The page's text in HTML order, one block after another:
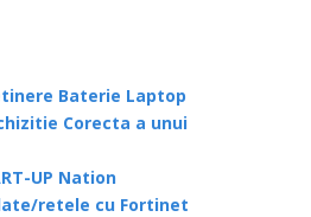
Baterie Laptop
Corecta a unui
UP Nation
retele cu Fortinet